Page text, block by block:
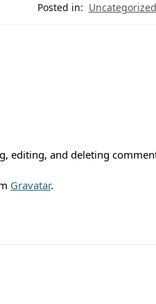
Posted in: Uncategorized
editing, and deleting
Gravatar.